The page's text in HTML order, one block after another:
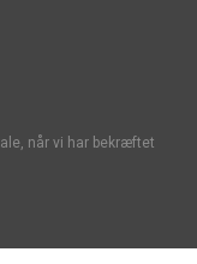
når vi har bekræftet